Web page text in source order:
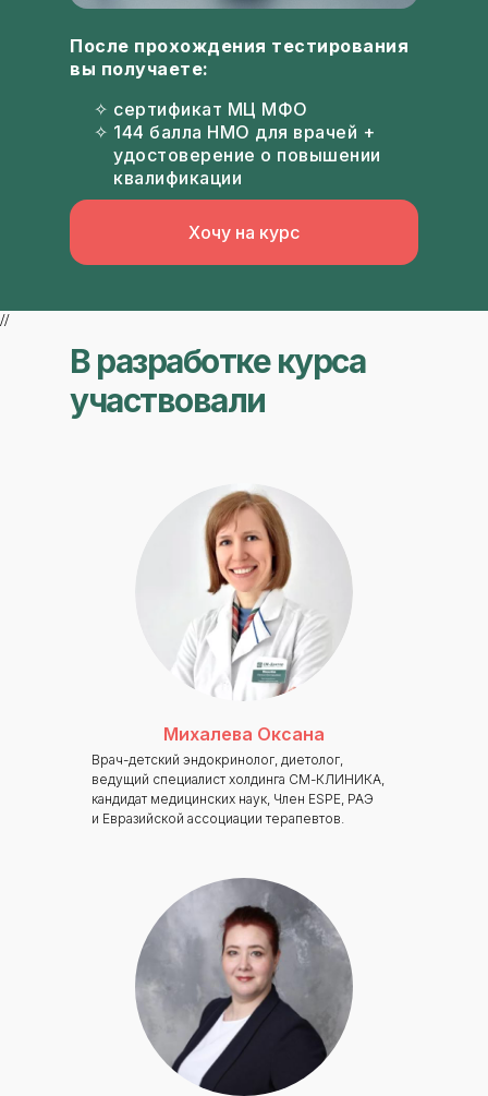
После прохождения тестирования
вы получаете:
сертификат МЦ МФО
144 балла НМО для врачей +
удостоверение о повышении
квалификации
Хочу на курс
//
В разработке курса
участвовали
Михалева Оксана
Врач-детский эндокринолог, диетолог,
ведущий специалист холдинга СМ-КЛИНИКА,
кандидат медицинских наук, Член ESPE, РАЭ
и Евразийской ассоциации терапевтов.
Международный центр медицинского
и фармацевтического образования
ИНН/КПП 9702021368/770201001
8 800 444 10 82